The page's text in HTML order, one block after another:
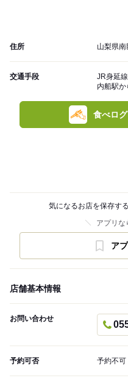
住所 山梨県
交通手段
JR身延
内船駅
食べロ
気になるお店を保存す
アプリな
ア
店舗基本情報
お問い合わせ
予約可否 予約不可